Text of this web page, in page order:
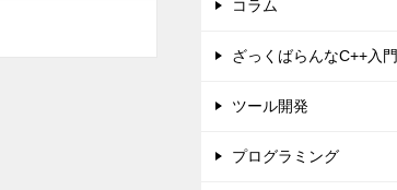
コラム
ざっくばらんなC++入門
ツール開発
プログラミング